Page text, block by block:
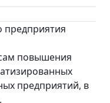
предприятия
повышения
предприятий, в